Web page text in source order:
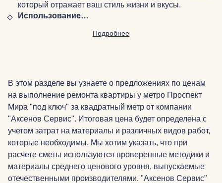
который отражает ваш стиль жизни и вкусы.
Использование…
Подробнее
В этом разделе вы узнаете о предложениях по ценам
на выполнение ремонта квартиры у метро Проспект
Мира "под ключ" за квадратный метр от компании
"Аксенов Сервис". Итоговая цена будет определена с
учетом затрат на материалы и различных видов работ,
которые необходимы. Мы хотим указать, что при
расчете сметы используются проверенные методики и
материалы среднего ценового уровня, выпускаемые
отечественными производителями. "Аксенов Сервис"